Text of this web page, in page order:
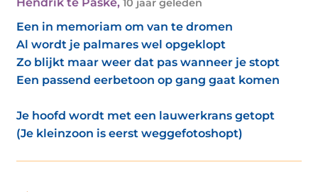
10 jaar geleden
Een in memoriam om van te dromen
Al wordt je palmares wel opgeklopt
Zo blijkt maar weer dat pas wanneer je stopt
Een passend eerbetoon op gang gaat komen
Je hoofd wordt met een lauwerkrans getopt
(Je kleinzoon is eerst weggefotoshopt)